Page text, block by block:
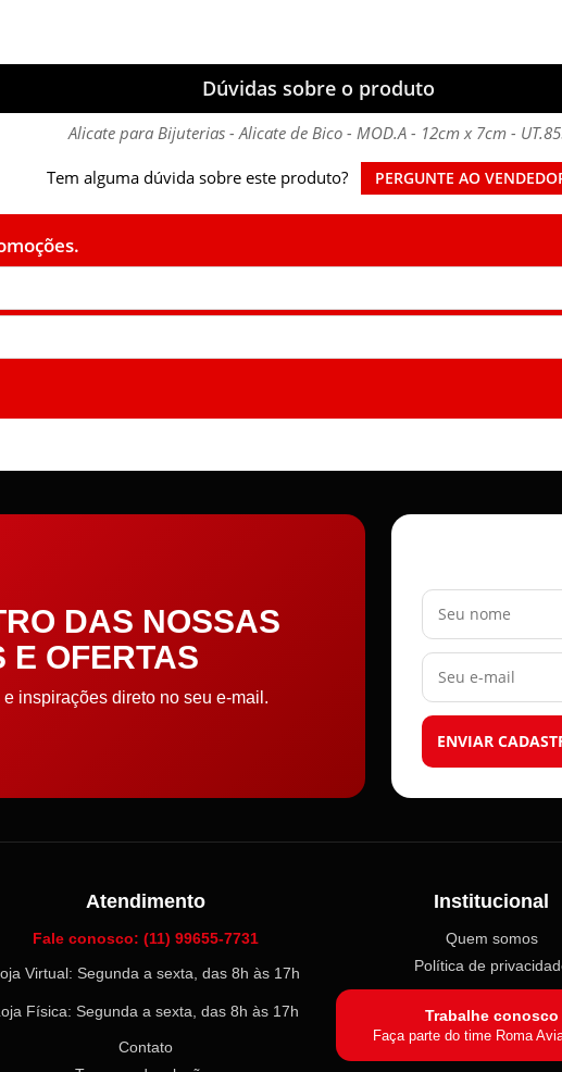
Dúvidas sobre o produto
Alicate para Bijuterias - Alicate de Bico - MOD.A - 12cm x 7cm -
Tem alguma dúvida sobre este produto? PERGUNTE AO
DAS NOSSAS
E OFERTAS
inspirações direto no seu e-mail.
Seu nome
Seu e-mail
ENVIAR
Atendimento
Fale conosco: (11) 99655-7731
Virtual: Segunda a sexta, das 8h às 17h
Física: Segunda a sexta, das 8h às 17h
Contato
Institucional
Quem somos
Política de
Trabalhe conosco
Faça parte do time Roma